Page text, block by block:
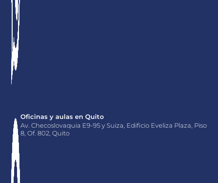
Oficinas y aulas en Quito
Av. Checoslovaquia E9-95 y Suiza, Edificio Eveliza Plaza, Piso
8, Of. 802, Quito